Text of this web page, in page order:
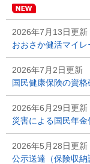
2026年7月13日更新
おおさか健活マイ
2026年7月2日更新
国民健康保険の資格
2026年6月29日更新
災害による国民年
2026年5月28日更新
公示送達（保険収納